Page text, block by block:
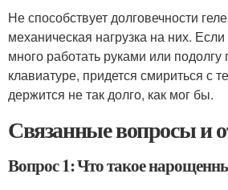
Не способствует долговечности
механическая нагрузка на них.
много работать руками или подолгу
клавиатуре, придется смириться с
держится не так долго, как мог бы.
Связанные вопросы и
Вопрос 1: Что такое